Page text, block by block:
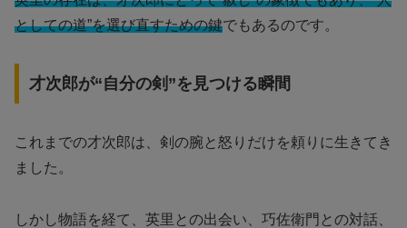
としての道”を選び直すための鍵でもあるのです。
才次郎が“自分の剣”を見つける瞬間
これまでの才次郎は、剣の腕と怒りだけを頼りに生きてき
ました。
しかし物語を経て、英里との出会い、巧佐衛門との対話、